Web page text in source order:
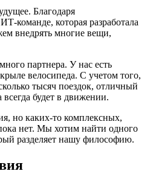
Благодаря
команде, которая разработала
внедрять многие вещи,
партнера. У нас есть
велосипеда. С учетом того,
тысяч поездок, отличный
будет в движении.
но каких-то комплексных,
нет. Мы хотим найти одного
разделяет нашу философию.